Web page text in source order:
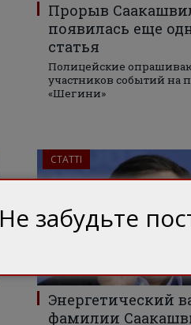
Прорыв
появилась еще
статья
Полицейские
участников событий на
«Шегини»
СТАТТІ
Энергетический
фамилии
Не забудьте